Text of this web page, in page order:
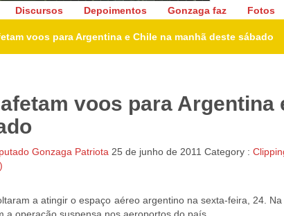
Gonzaga Patriota
Discursos Depoimentos Gonzaga faz Fotos
voos para Argentina e Chile na manhã deste sábado
voos para Argentina
Gonzaga Patriota 25 de junho de 2011 Category :
a atingir o espaço aéreo argentino na sexta-feira, 24.